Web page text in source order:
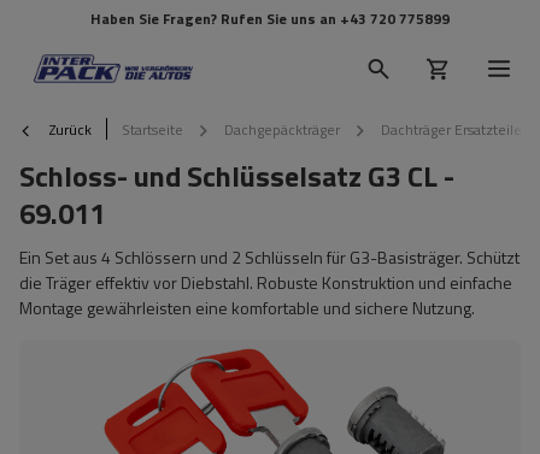
Haben Sie Fragen? Rufen Sie uns an +43 720 775899
Zurück Startseite Dachgepäckträger Dachträger Ersatzteile
Schloss- und Schlüsselsatz G3 CL -
69.011
Ein Set aus 4 Schlössern und 2 Schlüsseln für G3-Basisträger. Schützt
die Träger effektiv vor Diebstahl. Robuste Konstruktion und einfache
Montage gewährleisten eine komfortable und sichere Nutzung.